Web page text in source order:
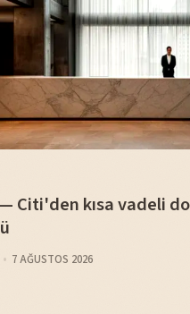
Citi'den kısa vadeli
7 AĞUSTOS 2026